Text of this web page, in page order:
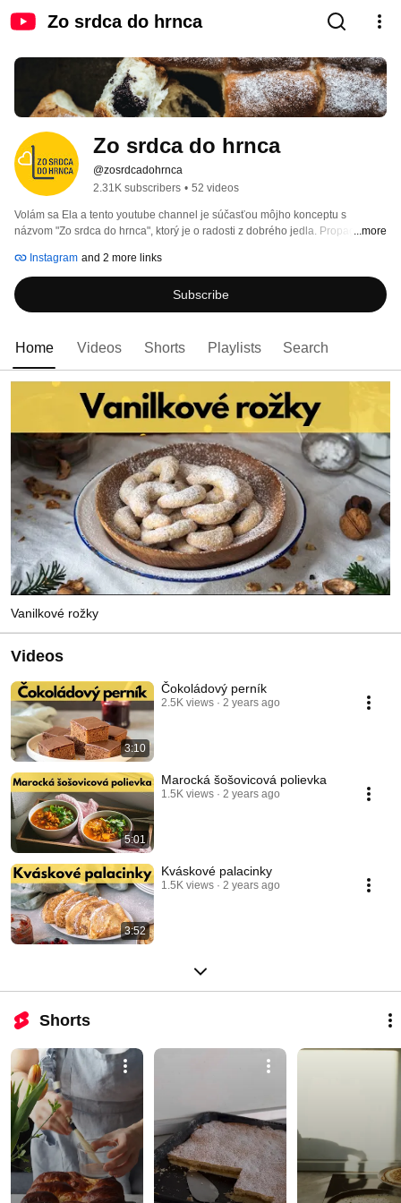
Zo srdca do hrnca
Zo srdca do hrnca
@zosrdcadohrnca
2.31K subscribers • 52 videos
Volám sa Ela a tento youtube channel je súčasťou môjho konceptu s
názvom "Zo srdca do hrnca", ktorý je o radosti z dobrého jedla. Propagujem
stole s najbližšími. Verím, že jedlá a koláče chutia najlepšie, ak do ich
prípravy vložíme aj svoje srdce. Často experimentujem v kuchyni a svoje
poznatky rada zdieľam.
...more
Instagram and 2 more links
Subscribe
Home Videos Shorts Playlists Search
Vanilkové rožky
Videos
3:10
Čokoládový perník
2.5K views 2 years ago
5:01
Marocká šošovicová polievka
1.5K views 2 years ago
3:52
Kváskové palacinky
1.5K views 2 years ago
Shorts